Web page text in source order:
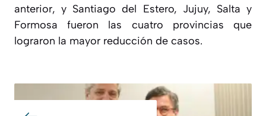
anterior, y Santiago del Estero, Jujuy, Salta y
Formosa fueron las cuatro provincias que
lograron la mayor reducción de casos.